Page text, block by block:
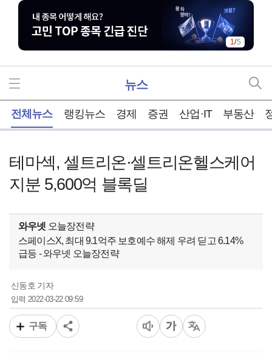
1/5
뉴스
전체뉴스 랭킹뉴스 경제 증권 산업·IT 부동산
테마섹, 셀트리온·셀트리온헬스케어
지분 5,600억 블록딜
와우넷 오늘장전략
스페이스X, 최대 9.1억주 보호예수 해제 우려 딛고 6.14%
급등 - 와우넷 오늘장전략
신동호 기자
입력2022-03-22 09:59
구독